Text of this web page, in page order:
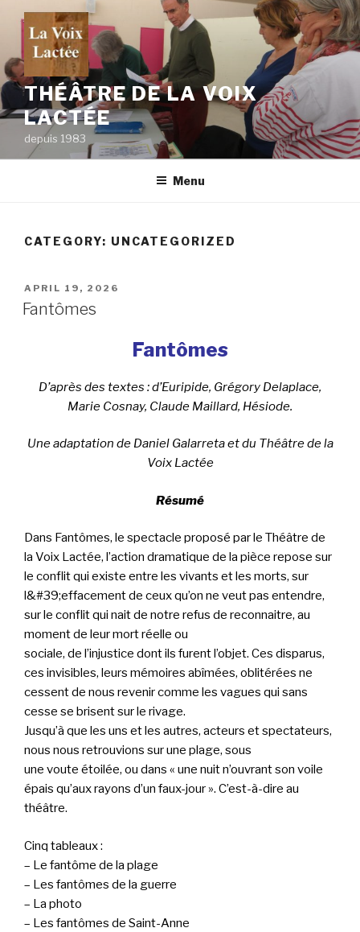
content
THÉÂTRE DE LA VOIX
LACTÉE
depuis 1983
Menu
CATEGORY: UNCATEGORIZED
POSTED
ON
APRIL 19, 2026
Fantômes
Fantômes
D’après des textes : d’Euripide, Grégory Delaplace,
Marie Cosnay, Claude Maillard, Hésiode.
Une adaptation de Daniel Galarreta et du Théâtre de la
Voix Lactée
Résumé
Dans Fantômes, le spectacle proposé par le Théâtre de
la Voix Lactée, l’action dramatique de la pièce repose sur
le conflit qui existe entre les vivants et les morts, sur
l&#39;effacement de ceux qu’on ne veutpas entendre,
sur le conflit qui nait de notre refus de reconnaitre, au
moment de leur mort réelle ou
sociale, de l’injustice dont ils furent l’objet. Ces disparus,
ces invisibles, leurs mémoires abîmées, oblitérées ne
cessent de nous revenir comme les vagues qui sans
cesse se brisent sur le rivage.
Jusqu’à que les uns et les autres, acteurs et spectateurs,
nous nous retrouvions sur une plage, sous
une voute étoilée, ou dans « une nuit n’ouvrant son voile
épais qu’aux rayons d’un faux-jour ». C’est-à-dire au
théâtre.
Cinq tableaux :
– Le fantôme de la plage
– Les fantômes de la guerre
– La photo
– Les fantômes de Saint-Anne